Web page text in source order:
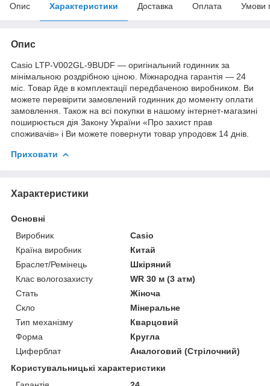
Опис Характеристики Доставка Оплата Умови
Опис
Casio LTP-V002GL-9BUDF — оригінальний годинник за
мінімальною роздрібною ціною. Міжнародна гарантія — 24
міс. Товар йде в комплектації передбаченою виробником. Ви
можете перевірити замовлений годинник до моменту оплати
замовлення. Також на всі покупки в нашому інтернет-магазині
поширюється дія Закону України «Про захист прав
споживачів» і Ви можете повернути товар упродовж 14 днів.
Приховати
Характеристики
Основні
Виробник
Casio
Країна виробник
Китай
Браслет/Ремінець
Шкіряний
Клас вологозахисту
WR 30 м (3 атм)
Стать
Жіноча
Скло
Мінеральне
Тип механізму
Кварцовий
Форма
Кругла
Циферблат
Аналоговий (Стрілочний)
Користувальницькі характеристики